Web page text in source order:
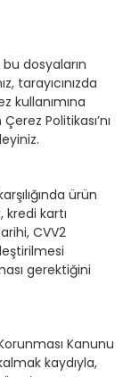
dosyaların
tarayıcınızda
kullanımına
Politikası’nı
ürün
kredi kartı
CVV2
gerektiğini
Kanunu
kaydıyla,